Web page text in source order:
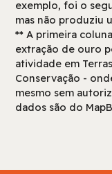
exemplo, foi o
mas não produziu
** A primeira
extração de ouro
atividade em
Conservação -
mesmo sem
dados são do